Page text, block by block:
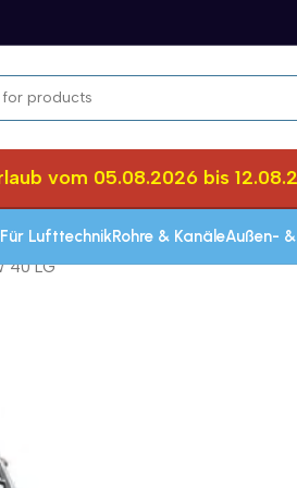
vom 05.08.2026 bis
LufttechnikRohre & KanäleAußen-
40 LG